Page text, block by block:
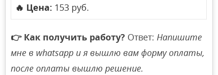
🔥 Цена: 153 руб.
👉 Как получить работу? Ответ:Напишите
мне в whatsapp и я вышлю вам форму оплаты,
после оплаты вышлю решение.